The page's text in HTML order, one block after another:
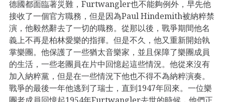
德國都面臨著災難，Furtwangler也不能夠例外，早先他
接收了一個官方職務，但是因為Paul Hindemith被納粹禁
演，他毅然辭去了一切的職務。從那以後，戰爭期間他名
義上不再是柏林愛樂的指揮。但是不久，他又重新開始執
掌樂團。他保護了一些猶太音樂家，並且保障了樂團成員
的生活，一些老團員在片中回憶起這些情況。他從來沒有
加入納粹黨，但是在一些情況下他也不得不為納粹演奏。
戰爭的最後一年他逃到了瑞士，直到1947年回來。一位樂